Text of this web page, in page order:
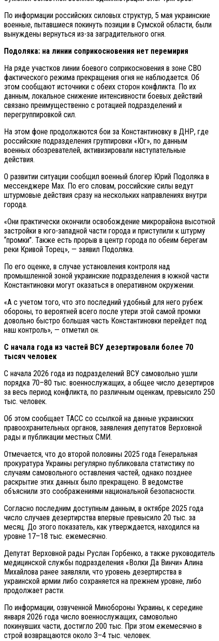
По информации российских силовых структур, 5 мая украинские
военные, пытавшиеся покинуть позиции в Сумской области, были
вынуждены вернуться из-за заградительного огня.
Подоляка: на линии соприкосновения нет перемирия
На ряде участков линии боевого соприкосновения в зоне СВО
фактического режима прекращения огня не наблюдается. Об
этом сообщают источники с обеих сторон конфликта. По их
данным, локальное снижение интенсивности боевых действий
связано преимущественно с ротацией подразделений и
перегруппировкой сил.
На этом фоне продолжаются бои за Константиновку в ДНР, где
российские подразделения группировки «Юг», по данным
военных обозревателей, активизировали наступательные
действия.
О развитии ситуации сообщил военный блогер Юрий Подоляка в
мессенджере Max. По его словам, российские силы ведут
штурмовые действия сразу на нескольких направлениях внутри
города.
«Они практически окончили освобождение микрорайона высотной
застройки в юго-западной части города и приступили к штурму
“промки”. Также есть прорыв в центр города по обеим берегам
реки Кривой Торец», — заявил Подоляка.
По его оценке, в случае установления контроля над
промышленной зоной украинские подразделения в южной части
Константиновки могут оказаться в оперативном окружении.
«А с учетом того, что это последний удобный для него рубеж
обороны, то вероятней всего после утери этой самой промки
довольно быстро большая часть Константиновки перейдет под
наш контроль», — отметил он.
С начала года из частей ВСУ дезертировали более 70
тысяч человек
С начала 2026 года из подразделений ВСУ самовольно ушли
порядка 70–80 тыс. военнослужащих, а общее число дезертиров
за весь период конфликта, по различным оценкам, превысило 250
тыс. человек.
Об этом сообщает ТАСС со ссылкой на данные украинских
правоохранительных органов, заявления депутатов Верховной
рады и публикации местных СМИ.
Отмечается, что до второй половины 2025 года Генеральная
прокуратура Украины регулярно публиковала статистику по
случаям самовольного оставления частей, однако позднее
раскрытие этих данных было прекращено. В ведомстве
объяснили это соображениями национальной безопасности.
Согласно последним доступным данным, в октябре 2025 года
число случаев дезертирства впервые превысило 20 тыс. за
месяц. До этого показатель, как утверждается, находился на
уровне 17–18 тыс. ежемесячно.
Депутат Верховной рады Руслан Горбенко, а также руководитель
медицинской службы подразделения «Волки Да Винчи» Алина
Михайлова ранее заявляли, что уровень дезертирства в
украинской армии либо сохраняется на прежнем уровне, либо
продолжает расти.
По информации, озвученной Минобороны Украины, к середине
января 2026 года число военнослужащих, самовольно
покинувших части, достигло 200 тыс. При этом ежемесячно в
строй возвращаются около 3–4 тыс. человек.